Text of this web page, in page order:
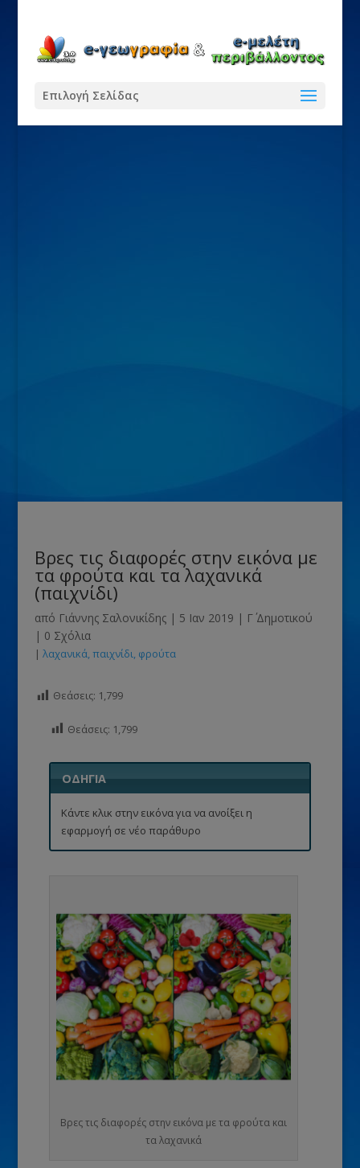
Επιλογή Σελίδας
Βρες τις διαφορές στην εικόνα με
τα φρούτα και τα λαχανικά
(παιχνίδι)
από Γιάννης Σαλονικίδης| 5 Ιαν 2019 | Γ΄ Δημοτικού
| 0 Σχόλια
| λαχανικά παιχνίδι φρούτα
Θεάσεις: 1,799
Θεάσεις: 1,799
ΟΔΗΓΙΑ
Κάντε κλικ στην εικόνα για να ανοίξει η
εφαρμογή σε νέο παράθυρο
Βρες τις διαφορές στην εικόνα με τα φρούτα και
τα λαχανικά